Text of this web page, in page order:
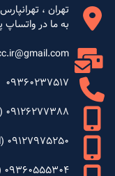
تهران ،
به ما در واتساپ
09360237517
09126277388 (ایمان حبیبی)
09127975250 (امیر حبیبی)
09360555304 (ایمان حبیبی واتساپ)